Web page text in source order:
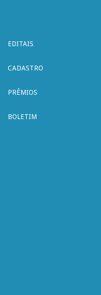
EDITAIS
CADASTRO
PRÊMIOS
BOLETIM